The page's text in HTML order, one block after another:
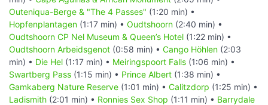
Outeniqua-Berge & "The 4 Passes" (1:20 min) •
Hopfenplantagen (1:17 min) • Oudtshoorn (2:40 min) •
Oudtshoorn CP Nel Museum & Queen’s Hotel (1:22 min) •
Oudtshoorn Arbeidsgenot (0:58 min) • Cango Höhlen (2:03
min) • Die Hel (1:17 min) • Meiringspoort Falls (1:06 min) •
Swartberg Pass (1:15 min) • Prince Albert (1:38 min) •
Gamkaberg Nature Reserve (1:01 min) • Calitzdorp (1:25 min) •
Ladismith (2:01 min) • Ronnies Sex Shop (1:11 min) • Barrydale